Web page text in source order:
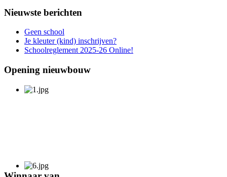
Nieuwste berichten
Geen school
Je kleuter (kind) inschrijven?
Schoolreglement 2025-26 Online!
Opening nieuwbouw